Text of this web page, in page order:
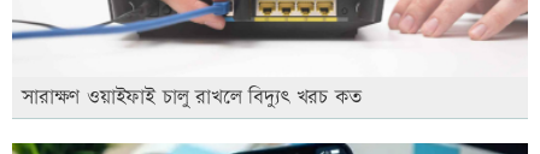
সারাক্ষণ ওয়াইফাই চালু রাখলে বিদ্যুৎ খরচ কত